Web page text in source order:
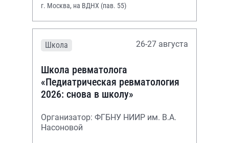
г. Москва, на ВДНХ (пав. 55)
Школа 26-27 августа
Школа ревматолога
«Педиатрическая ревматология
2026: снова в школу»
Организатор: ФГБНУ НИИР им. В.А.
Насоновой